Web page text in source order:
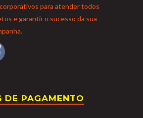
para atender todos
e garantir o sucesso da sua
DE PAGAMENTO